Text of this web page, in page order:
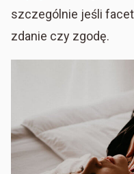
szczególnie jeśli
zdanie czy zgodę.